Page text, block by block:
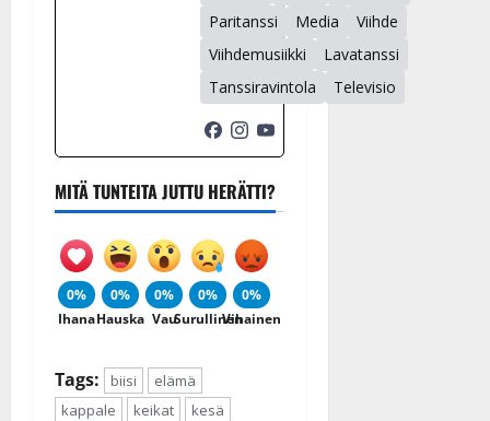
Paritanssi
Media
Viihde
Viihdemusiikki
Lavatanssi
Tanssiravintola
Televisio
MITÄ TUNTEITA JUTTU HERÄTTI?
0%
Ihana
0%
Hauska
0%
Vau
0%
Surullinen
0%
Vihainen
Tags: biisi
elämä
kappale
keikat
kesä